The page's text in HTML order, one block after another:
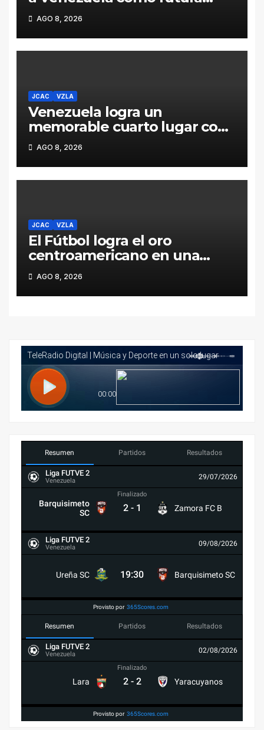
sede de los Juegos
Centroamericanos y del
Caribe 2030
AGO 8, 2026
JCAC VZLA
Venezuela logra un
memorable cuarto lugar con
216 podios en el cierre de
Santo Domingo 2026
AGO 8, 2026
JCAC VZLA
El Fútbol logra el oro
centroamericano en una
jornada donde las pesas y el
boxeo se vistieron de podio
venezolano
AGO 8, 2026
Resumen Partidos Resultados
Liga FUTVE 2
Venezuela 29/07/2026
Barquisimeto
SC
Finalizado
2 - 1 Zamora FC B
Liga FUTVE 2
Venezuela 09/08/2026
Ureña SC 19:30 Barquisimeto SC
Provisto por 365Scores.com
Resumen Partidos Resultados
Liga FUTVE 2
Venezuela 02/08/2026
Lara
Finalizado
2 - 2 Yaracuyanos
Provisto por 365Scores.com